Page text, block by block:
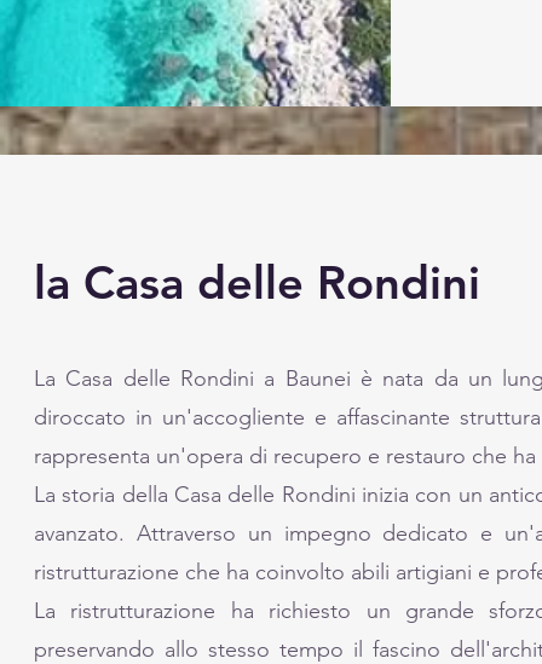
la Casa delle Rondini
La Casa delle Rondini a Baunei è nata da un
diroccato in un'accogliente e affascinante
rappresenta un'opera di recupero e restauro che
La storia della Casa delle Rondini inizia con un
avanzato. Attraverso un impegno dedicato e
ristrutturazione che ha coinvolto abili artigiani e
La ristrutturazione ha richiesto un grande
preservando allo stesso tempo il fascino